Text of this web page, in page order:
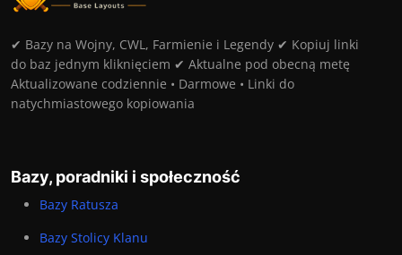
✔ Bazy na Wojny, CWL, Farmienie i Legendy ✔ Kopiuj linki
do baz jednym kliknięciem ✔ Aktualne pod obecną metę
Aktualizowane codziennie • Darmowe • Linki do
natychmiastowego kopiowania
Bazy, poradniki i społeczność
Bazy Ratusza
Bazy Stolicy Klanu